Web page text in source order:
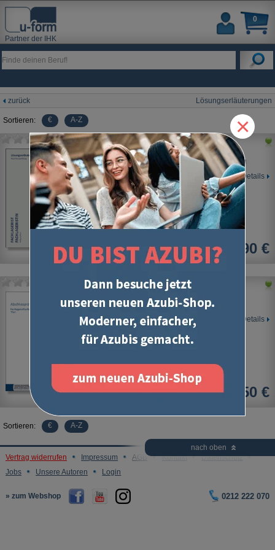
Partner der IHK
0
zurück Lösungserläuterungen
Sortieren: € A-Z
Fachlagerist/Fachlageristin
Lösungserläuterungen zur Abschlussprüfung
Details
14,90 €
Fachlagerist/Fachlageristin
IHK-Abschlussprüfung
Details
13,50 €
Sortieren: € A-Z
nach oben
Vertrag widerrufen
Impressum AGB Kontakt
Datenschutz
Jobs
Unsere Autoren Login
» zum Webshop 0212 222 070
×